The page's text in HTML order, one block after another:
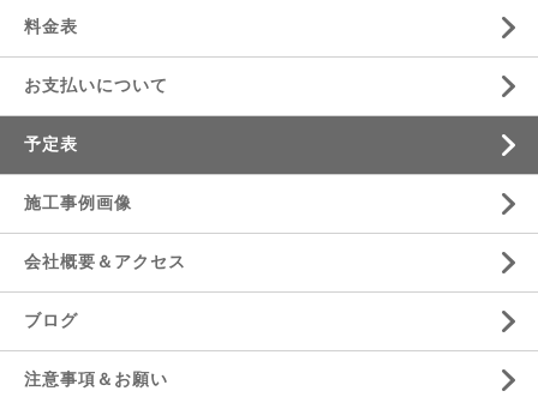
料金表
お支払いについて
予定表
施工事例画像
会社概要＆アクセス
ブログ
注意事項＆お願い